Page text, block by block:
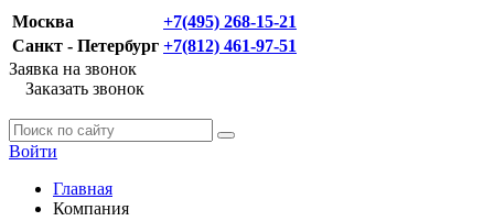
Москва
+7(495) 268-15-21
Санкт - Петербург +7(812) 461-97-51
Заявка на звонок
Заказать звонок
Войти
Главная
Компания